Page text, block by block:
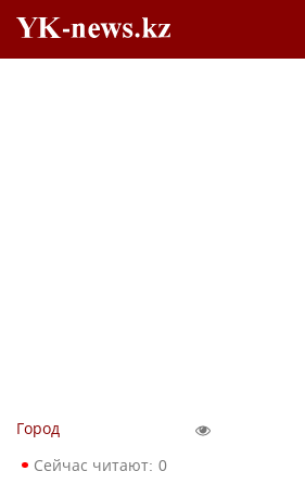
Город
Сейчас читают: 0